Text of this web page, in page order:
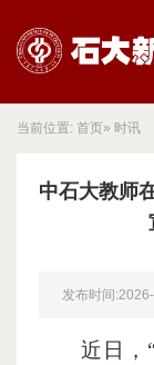
当前位置: 首页» 时讯
中石大教师
发布时间
近日